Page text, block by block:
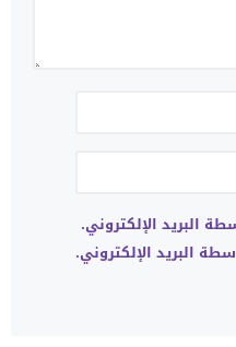
البريد الإلكتروني.
البريد الإلكتروني.